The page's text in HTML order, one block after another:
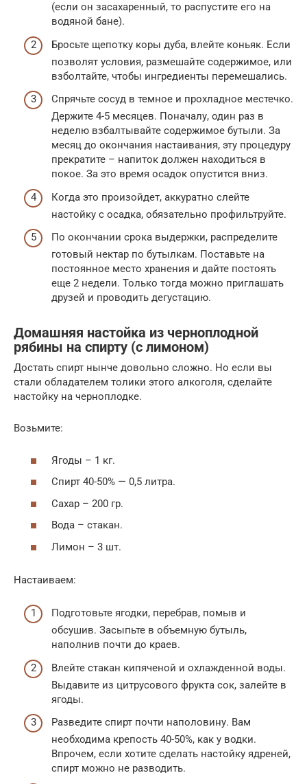
(если он засахаренный, то распустите его на
водяной бане).
Бросьте щепотку коры дуба, влейте коньяк. Если
позволят условия, размешайте содержимое, или
взболтайте, чтобы ингредиенты перемешались.
Спрячьте сосуд в темное и прохладное местечко.
Держите 4-5 месяцев. Поначалу, один раз в
неделю взбалтывайте содержимое бутыли. За
месяц до окончания настаивания, эту процедуру
прекратите – напиток должен находиться в
покое. За это время осадок опустится вниз.
Когда это произойдет, аккуратно слейте
настойку с осадка, обязательно профильтруйте.
По окончании срока выдержки, распределите
готовый нектар по бутылкам. Поставьте на
постоянное место хранения и дайте постоять
еще 2 недели. Только тогда можно приглашать
друзей и проводить дегустацию.
Домашняя настойка из черноплодной
рябины на спирту (с лимоном)
Достать спирт нынче довольно сложно. Но если вы
стали обладателем толики этого алкоголя, сделайте
настойку на черноплодке.
Возьмите:
Ягоды – 1 кг.
Спирт 40-50% — 0,5 литра.
Сахар – 200 гр.
Вода – стакан.
Лимон – 3 шт.
Настаиваем:
Подготовьте ягодки, перебрав, помыв и
обсушив. Засыпьте в объемную бутыль,
наполнив почти до краев.
Влейте стакан кипяченой и охлажденной воды.
Выдавите из цитрусового фрукта сок, залейте в
ягоды.
Разведите спирт почти наполовину. Вам
необходима крепость 40-50%, как у водки.
Впрочем, если хотите сделать настойку ядреней,
спирт можно не разводить.